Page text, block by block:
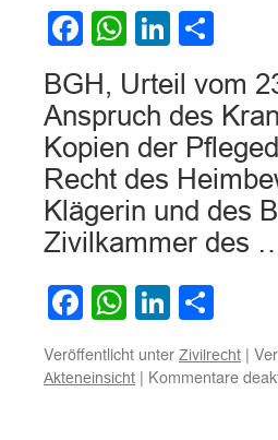
Facebook
WhatsApp
BGH, Urteil vom
Anspruch des
Kopien der
Recht des
Klägerin und des
Zivilkammer des
Facebook
WhatsApp
Veröffentlicht unter Zivilrecht |
Akteneinsicht | Kommentare